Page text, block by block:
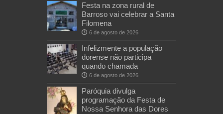
Festa na zona rural de
Barroso vai celebrar a Santa
Filomena
6 de agosto de 2026
Infelizmente a população
dorense não participa
quando chamada
6 de agosto de 2026
Paróquia divulga
programação da Festa de
Nossa Senhora das Dores